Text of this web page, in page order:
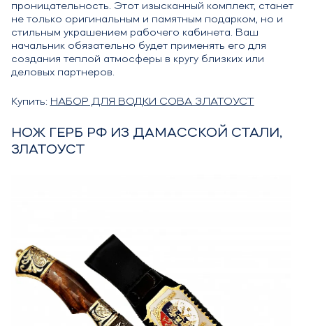
проницательность. Этот изысканный комплект, станет
не только оригинальным и памятным подарком, но и
стильным украшением рабочего кабинета. Ваш
начальник обязательно будет применять его для
создания теплой атмосферы в кругу близких или
деловых партнеров.
Купить: НАБОР ДЛЯ ВОДКИ СОВА ЗЛАТОУСТ
НОЖ ГЕРБ РФ ИЗ ДАМАССКОЙ СТАЛИ,
ЗЛАТОУСТ